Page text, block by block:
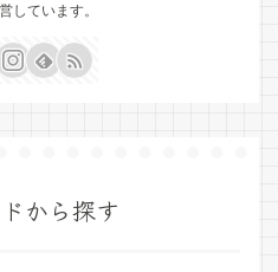
しています。
から探す